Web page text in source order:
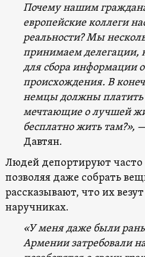
Почему нашим
европейские коллеги
реальности? Мы
принимаем делегации,
для сбора информации
происхождения. В
немцы должны платить
мечтающие о лучшей
бесплатно жить там?»,
Давтян.
Людей депортируют часто
позволяя даже собрать
рассказывают, что их
наручниках.
«У меня даже были
Армении затребовали